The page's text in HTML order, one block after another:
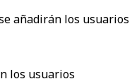
añadirán los usuarios
los usuarios